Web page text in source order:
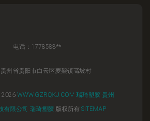
电话：1778588**
州省贵阳市白云区麦架镇高坡村
2026 WWW.GZRQKJ.COM 瑞琦塑胶 贵州
有限公司 瑞琦塑胶 版权所有 SITEMAP